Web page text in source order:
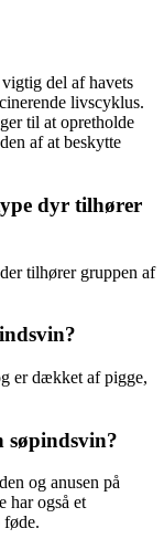
del af havets
livscyklus.
til at opretholde
af at beskytte
dyr tilhører
tilhører gruppen af
er dækket af pigge,
søpindsvin?
og anusen på
har også et
føde.